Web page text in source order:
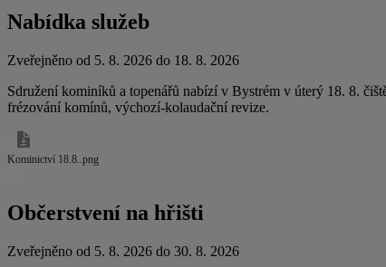
Nabídka služeb
Zveřejněno od 5. 8. 2026 do 18. 8. 2026
Sdružení kominíků a topenářů nabízí v Bystrém v úterý 18. 8.
frézování komínů, výchozí-kolaudační revize.
Kominictví 18.8..png
Občerstvení na hřišti
Zveřejněno od 5. 8. 2026 do 30. 8. 2026